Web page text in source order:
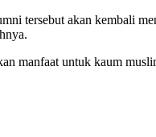
tersebut akan kembali
manfaat untuk kaum